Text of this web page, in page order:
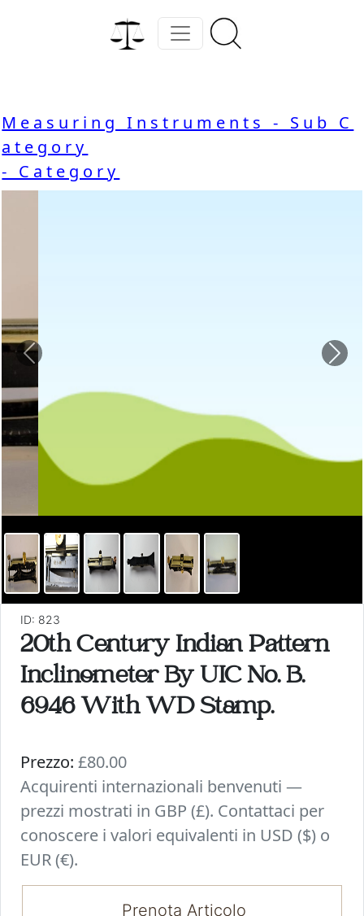
Measuring Instruments - Sub C
ategory
- Category
Previous
ID: 823
20th Century Indian Pattern
Inclinometer By UIC No. B.
6946 With WD Stamp.
Prezzo: £80.00
Acquirenti internazionali benvenuti —
prezzi mostrati in GBP (£). Contattaci per
conoscere i valori equivalenti in USD ($) o
EUR (€).
Prenota Articolo